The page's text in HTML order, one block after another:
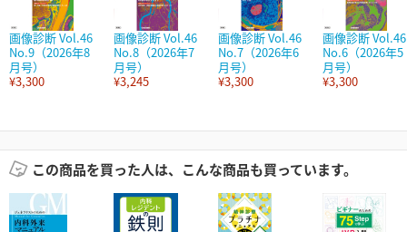
画像診断 Vol.46
No.9（2026年8
月号）
¥3,300
画像診断 Vol.46
No.8（2026年7
月号）
¥3,245
画像診断 Vol.46
No.7（2026年6
月号）
¥3,300
画像診断 Vol.46
No.6（2026年5
月号）
¥3,300
この商品を買った人は、こんな商品も買っています。